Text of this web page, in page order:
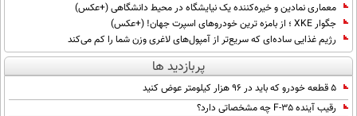
معماری نمادین و خیره‌کننده یک نیایشگاه در محیط دانشگاهی (+عکس)
جگوار XKE ؛ از بامزه ترین خودروهای اسپرت جهان! (+عکس)
رژیم غذایی ساده‌ای که سریع‌تر از آمپول‌های لاغری وزن شما را کم می‌کند
پربازدید ها
۵ قطعه خودرو که باید در ۹۶ هزار کیلومتر عوض کنید
رقیب آینده F-35 چه مشخصاتی دارد؟